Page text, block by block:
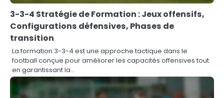
3-3-4 Stratégie de Formation : Jeux offensifs,
Configurations défensives, Phases de
transition
La formation 3-3-4 est une approche tactique dans le
football conçue pour améliorer les capacités offensives tout
en garantissant la…